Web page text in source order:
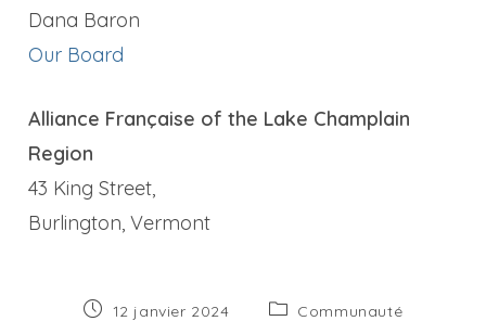
Dana Baron
Our Board
Alliance Française of the Lake Champlain
Region
43 King Street,
Burlington, Vermont
Publication
12 janvier 2024
PostCommunauté